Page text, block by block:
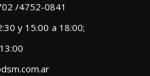
/4752-0841
y 15:00 a 18:00;